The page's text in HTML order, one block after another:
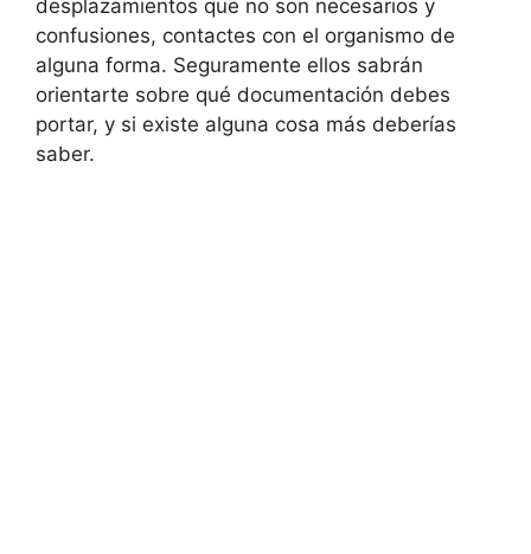
desplazamientos que no son necesarios y
confusiones, contactes con el organismo de
alguna forma. Seguramente ellos sabrán
orientarte sobre qué documentación debes
portar, y si existe alguna cosa más deberías
saber.